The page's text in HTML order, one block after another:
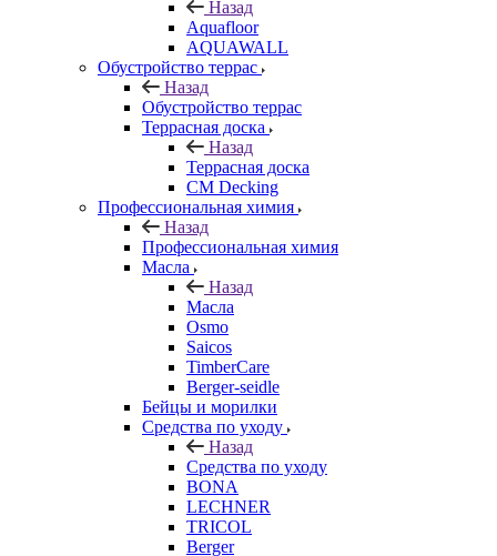
Назад
Aquafloor
AQUAWALL
Обустройство террас
Назад
Обустройство террас
Террасная доска
Назад
Террасная доска
CM Decking
Профессиональная химия
Назад
Профессиональная химия
Масла
Назад
Масла
Osmo
Saicos
TimberCare
Berger-seidle
Бейцы и морилки
Средства по уходу
Назад
Средства по уходу
BONA
LECHNER
TRICOL
Berger